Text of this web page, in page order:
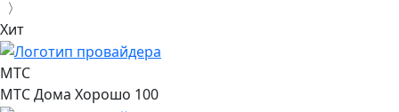
〉
Хит
МТС
МТС Дома Хорошо 100